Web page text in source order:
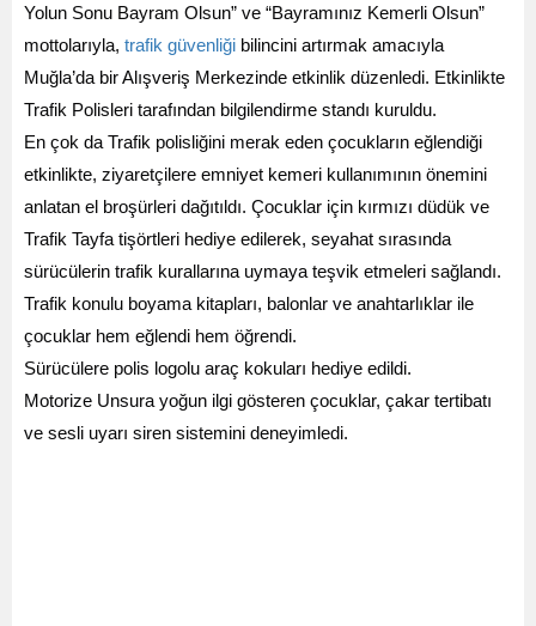
Yolun Sonu Bayram Olsun” ve “Bayramınız Kemerli Olsun”
mottolarıyla, trafik güvenliği bilincini artırmak amacıyla
Muğla’da bir Alışveriş Merkezinde etkinlik düzenledi. Etkinlikte
Trafik Polisleri tarafından bilgilendirme standı kuruldu.
En çok da Trafik polisliğini merak eden çocukların eğlendiği
etkinlikte, ziyaretçilere emniyet kemeri kullanımının önemini
anlatan el broşürleri dağıtıldı. Çocuklar için kırmızı düdük ve
Trafik Tayfa tişörtleri hediye edilerek, seyahat sırasında
sürücülerin trafik kurallarına uymaya teşvik etmeleri sağlandı.
Trafik konulu boyama kitapları, balonlar ve anahtarlıklar ile
çocuklar hem eğlendi hem öğrendi.
Sürücülere polis logolu araç kokuları hediye edildi.
Motorize Unsura yoğun ilgi gösteren çocuklar, çakar tertibatı
ve sesli uyarı siren sistemini deneyimledi.